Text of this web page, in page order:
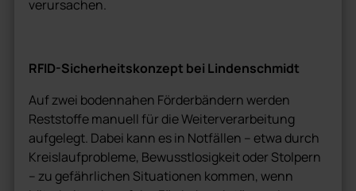
verursachen.
RFID-Sicherheitskonzept bei Lindenschmidt
Auf zwei bodennahen Förderbändern werden
Reststoffe manuell für die Weiterverarbeitung
aufgelegt. Dabei kann es in Notfällen – etwa durch
Kreislaufprobleme, Bewusstlosigkeit oder Stolpern
– zu gefährlichen Situationen kommen, wenn